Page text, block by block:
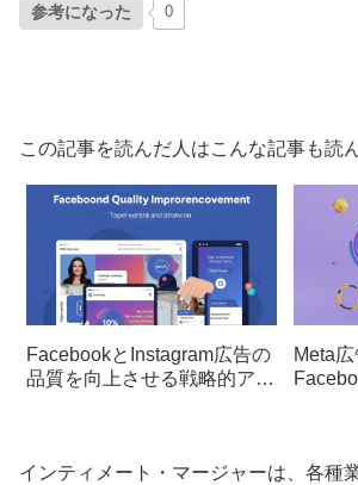
参考になった 0
この記事を読んだ人はこんな記事も読
FacebookとInstagram広告の
品質を向上させる戦略的アプ
Meta広
インティメート・マージャーは、各種